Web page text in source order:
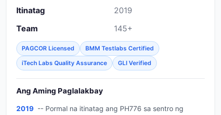
Itinatag
2019
Team
145+
PAGCOR Licensed
BMM Testlabs Certified
iTech Labs Quality Assurance
GLI Verified
Ang Aming Paglalakbay
2019 -- Pormal na itinatag ang PH776 sa sentro ng